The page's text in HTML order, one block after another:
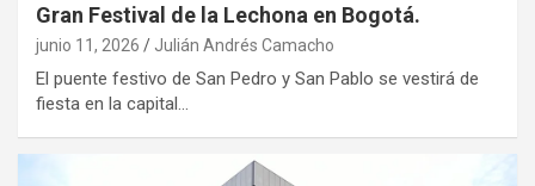
Gran Festival de la Lechona en Bogotá.
junio 11, 2026 Julián Andrés Camacho
El puente festivo de San Pedro y San Pablo se vestirá de
fiesta en la capital…